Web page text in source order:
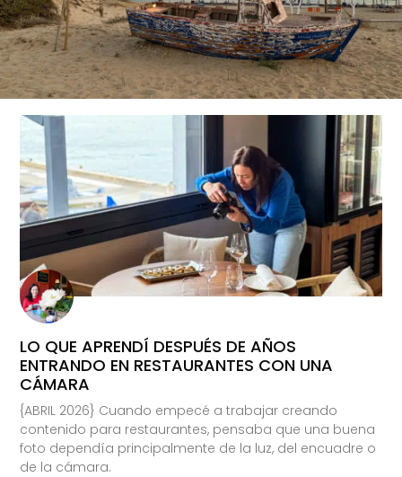
LO QUE APRENDÍ DESPUÉS DE AÑOS
ENTRANDO EN RESTAURANTES CON UNA
CÁMARA
{ABRIL 2026} Cuando empecé a trabajar creando
contenido para restaurantes, pensaba que una buena
foto dependía principalmente de la luz, del encuadre o
de la cámara.